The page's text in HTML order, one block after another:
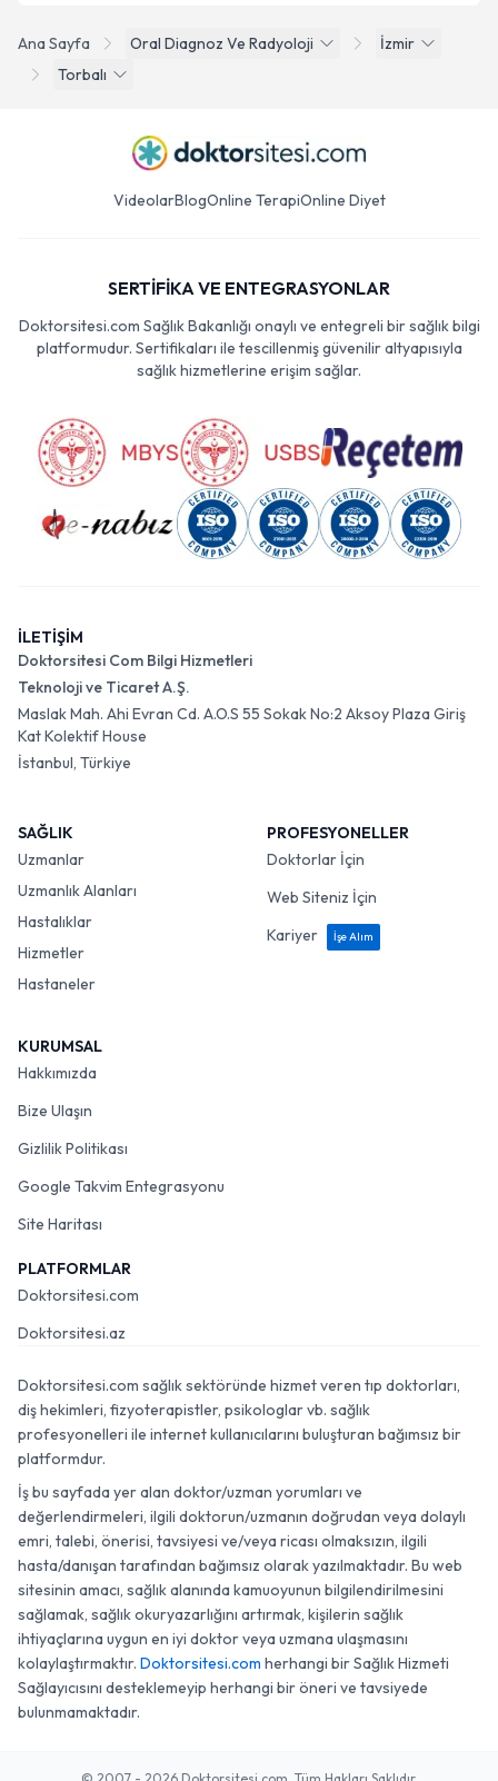
Ana Sayfa Oral Diagnoz Ve Radyoloji
İzmir
Torbalı
VideolarBlogOnline TerapiOnline Diyet
SERTİFİKA VE ENTEGRASYONLAR
Doktorsitesi.com Sağlık Bakanlığı onaylı ve entegreli bir sağlık bilgi
platformudur. Sertifikaları ile tescillenmiş güvenilir altyapısıyla
sağlık hizmetlerine erişim sağlar.
İLETİŞİM
Doktorsitesi Com Bilgi Hizmetleri
Teknoloji ve Ticaret A.Ş.
Maslak Mah. Ahi Evran Cd. A.O.S 55 Sokak No:2 Aksoy Plaza Giriş
Kat Kolektif House
İstanbul, Türkiye
SAĞLIK
Uzmanlar
Uzmanlık Alanları
Hastalıklar
Hizmetler
Hastaneler
PROFESYONELLER
Doktorlar İçin
Web Siteniz İçin
Kariyer
İşe Alım
KURUMSAL
Hakkımızda
Bize Ulaşın
Gizlilik Politikası
Google Takvim Entegrasyonu
Site Haritası
PLATFORMLAR
Doktorsitesi.com
Doktorsitesi.az
Doktorsitesi.com sağlık sektöründe hizmet veren tıp doktorları,
diş hekimleri, fizyoterapistler, psikologlar vb. sağlık
profesyonelleri ile internet kullanıcılarını buluşturan bağımsız bir
platformdur.
İş bu sayfada yer alan doktor/uzman yorumları ve
değerlendirmeleri, ilgili doktorun/uzmanın doğrudan veya dolaylı
emri, talebi, önerisi, tavsiyesi ve/veya ricası olmaksızın, ilgili
hasta/danışan tarafından bağımsız olarak yazılmaktadır. Bu web
sitesinin amacı, sağlık alanında kamuoyunun bilgilendirilmesini
sağlamak, sağlık okuryazarlığını artırmak, kişilerin sağlık
ihtiyaçlarına uygun en iyi doktor veya uzmana ulaşmasını
kolaylaştırmaktır. Doktorsitesi.com herhangi bir Sağlık Hizmeti
Sağlayıcısını desteklemeyip herhangi bir öneri ve tavsiyede
bulunmamaktadır.